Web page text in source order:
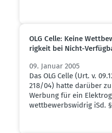
OLG Celle: Keine
rigkeit bei Nicht-
09. Januar 2005
Das OLG Celle (Urt. v.
218/04) hatte darüber
Werbung für ein
wettbewerbswidrig iSd.